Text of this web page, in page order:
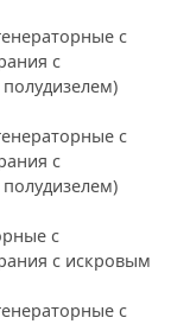
с
с
с
с
с
с искровым
с